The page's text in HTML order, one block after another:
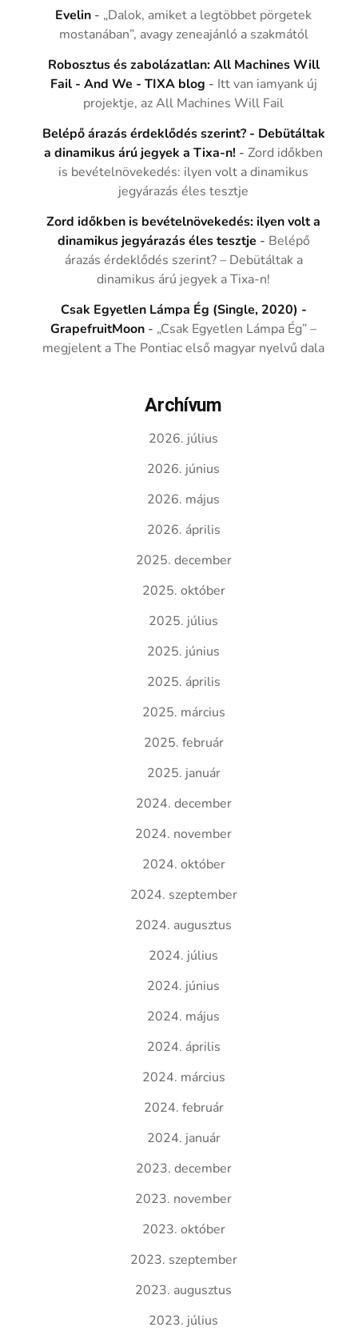
Evelin - „Dalok, amiket a legtöbbet pörgetek
mostanában”, avagy zeneajánló a szakmától
Robosztus és zabolázatlan: All Machines Will
Fail - And We - TIXA blog - Itt van iamyank új
projektje, az All Machines Will Fail
Belépő árazás érdeklődés szerint? - Debütáltak
a dinamikus árú jegyek a Tixa-n! -Zord időkben
is bevételnövekedés: ilyen volt a dinamikus
jegyárazás éles tesztje
Zord időkben is bevételnövekedés: ilyen volt a
dinamikus jegyárazás éles tesztje - Belépő
árazás érdeklődés szerint? – Debütáltak a
dinamikus árú jegyek a Tixa-n!
Csak Egyetlen Lámpa Ég (Single, 2020) -
GrapefruitMoon - „Csak Egyetlen Lámpa Ég” –
megjelent a The Pontiac első magyar nyelvű dala
Archívum
2026. július
2026. június
2026. május
2026. április
2025. december
2025. október
2025. július
2025. június
2025. április
2025. március
2025. február
2025. január
2024. december
2024. november
2024. október
2024. szeptember
2024. augusztus
2024. július
2024. június
2024. május
2024. április
2024. március
2024. február
2024. január
2023. december
2023. november
2023. október
2023. szeptember
2023. augusztus
2023. július